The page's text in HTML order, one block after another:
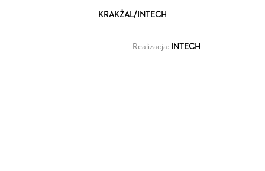
KRAKŻAL/INTECH
Realizacja: INTECH